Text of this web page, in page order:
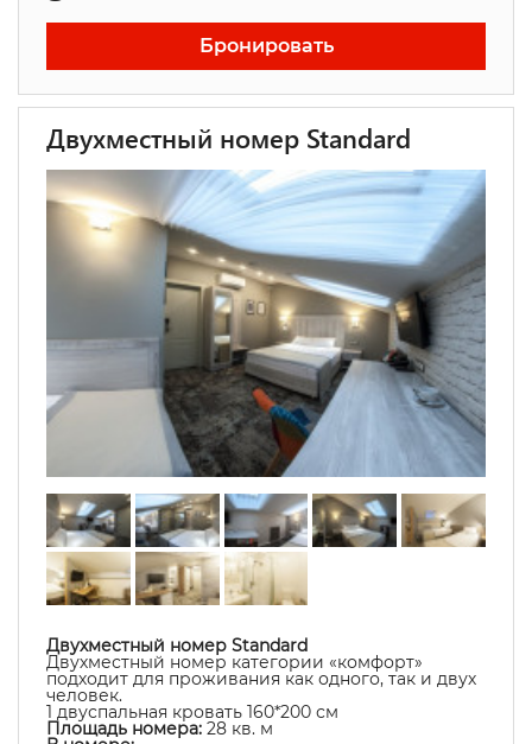
Бронировать
Двухместный номер Standard
Двухместный номер Standard
Двухместный номер категории «комфорт»
подходит для проживания как одного, так и двух
человек.
1 двуспальная кровать 160*200 см
Площадь номера: 28 кв. м